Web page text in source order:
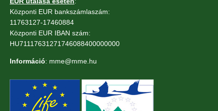
Központi EUR bankszámlaszám:
11763127-17460884
Központi EUR IBAN szám:
HU71117631271746088400000000
Információ: mme@mme.hu